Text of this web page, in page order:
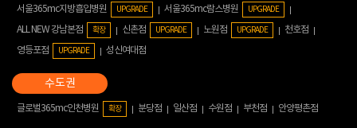
서울365mc지방흡입병원 UPGRADE 서울365mc람스병원 UPGRADE
ALL NEW 강남본점 확장 신촌점 UPGRADE 노원점 UPGRADE
천호점
영등포점
UPGRADE 성신여대점
글로벌365mc인천병원 확장 분당점 일산점 수원점 부천점 안양평촌점